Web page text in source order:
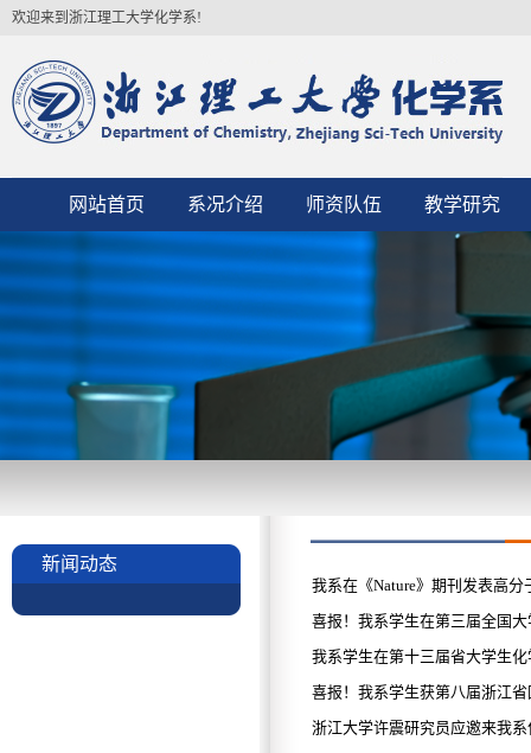
欢迎来到浙江理工大学化学系!
网站首页 系况介绍 师资队伍 教学研究
新闻动态
我系在《Nature》期刊发表高
喜报！我系学生在第三届全国
我系学生在第十三届省大学生
喜报！我系学生获第八届浙江
浙江大学许震研究员应邀来我